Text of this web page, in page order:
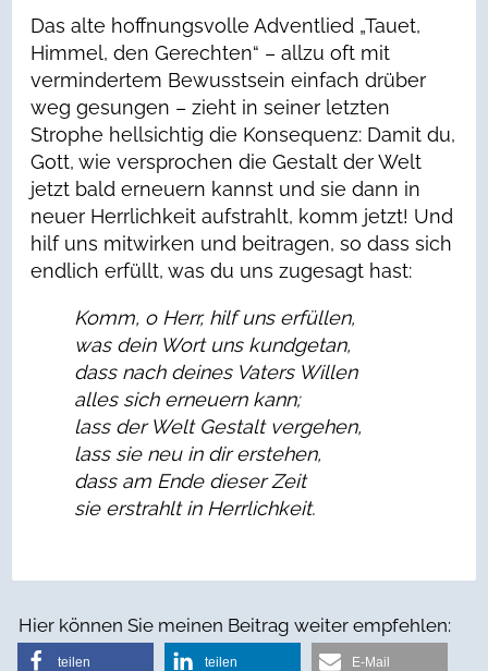
Das alte hoffnungsvolle Adventlied „Tauet,
Himmel, den Gerechten“ – allzu oft mit
vermindertem Bewusstsein einfach drüber
weg gesungen – zieht in seiner letzten
Strophe hellsichtig die Konsequenz: Damit du,
Gott, wie versprochen die Gestalt der Welt
jetzt bald erneuern kannst und sie dann in
neuer Herrlichkeit aufstrahlt, komm jetzt! Und
hilf uns mitwirken und beitragen, so dass sich
endlich erfüllt, was du uns zugesagt hast:
Komm, o Herr, hilf uns erfüllen,
was dein Wort uns kundgetan,
dass nach deines Vaters Willen
alles sich erneuern kann;
lass der Welt Gestalt vergehen,
lass sie neu in dir erstehen,
dass am Ende dieser Zeit
sie erstrahlt in Herrlichkeit.
Hier können Sie meinen Beitrag weiter empfehlen:
teilen teilen E-Mail